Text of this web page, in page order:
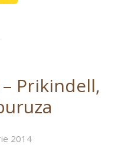
Prikindell,
2014